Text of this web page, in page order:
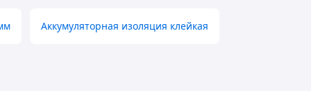
Аккумуляторная изоляция клейкая